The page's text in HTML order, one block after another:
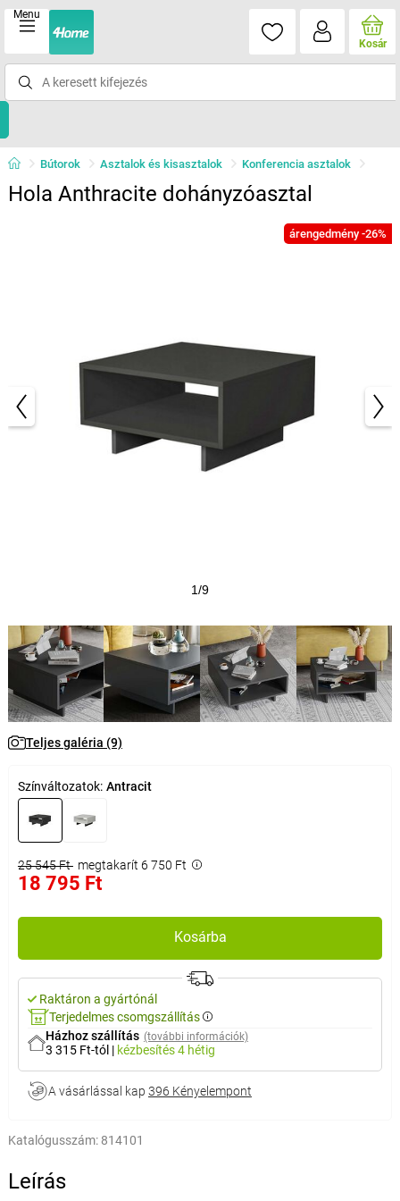
Menu
Kosár
Bútorok Asztalok és kisasztalok Konferencia asztalok
Hola Anthracite dohányzóasztal
árengedmény -26%
1/9
Teljes galéria (9)
Színváltozatok: Antracit
25 545 Ft megtakarít 6 750 Ft
18 795 Ft
Kosárba
Raktáron a gyártónál
Terjedelmes csomgszállítás
Házhoz szállítás (további információk)
3 315 Ft-tól | kézbesítés4 hétig
A vásárlással kap 396 Kényelempont
Katalógusszám: 814101
Leírás